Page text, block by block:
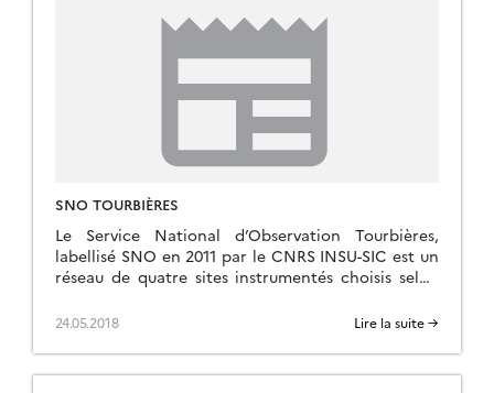
SNO TOURBIÈRES
Le Service National d’Observation Tourbières,
labellisé SNO en 2011 par le CNRS INSU-SIC est un
réseau de quatre sites instrumentés choisis selon
tableau ci-dessous). Il est piloté par l’OSUC
Centre, www.univ-orleans.fr/osuc) et l’ISTO (Institut
des Sciences de la Terre d’Orléans, www.isto.cnrs-
24.05.2018 Lire la suite →